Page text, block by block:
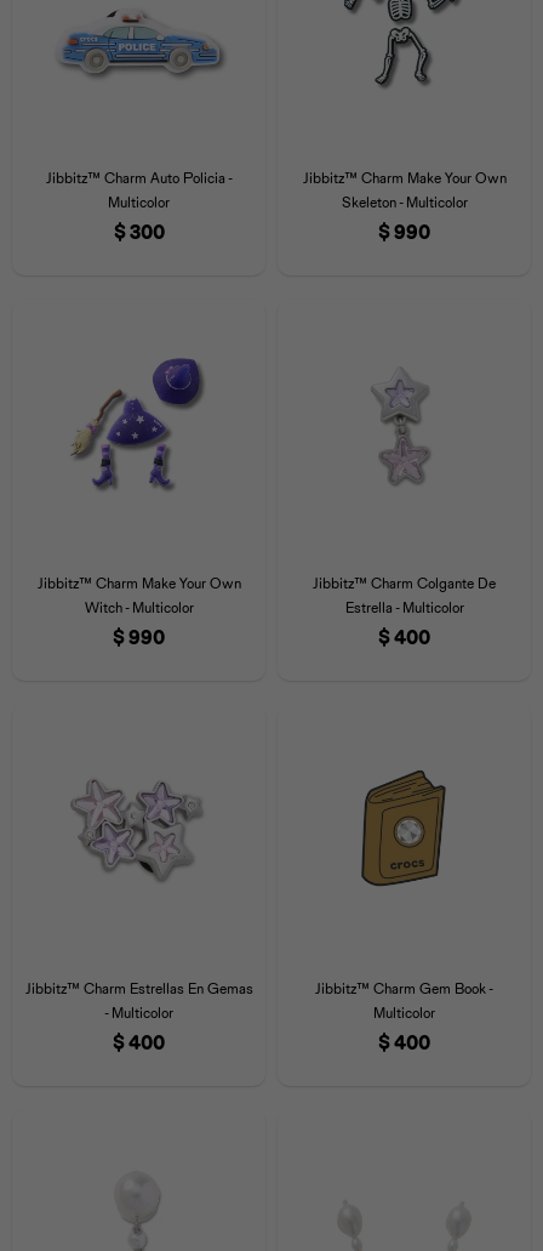
Jibbitz™ Charm Auto Policia -
Multicolor
$300
Jibbitz™ Charm Make Your Own
Skeleton - Multicolor
$990
Jibbitz™ Charm Make Your Own
Witch - Multicolor
$990
Jibbitz™ Charm Colgante De
Estrella - Multicolor
$400
Jibbitz™ Charm Estrellas En Gemas
- Multicolor
$400
Jibbitz™ Charm Gem Book -
Multicolor
$400